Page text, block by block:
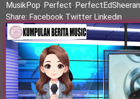
MusikPop, Perfect, PerfectEdSheeran
Share: Facebook Twitter Linkedin